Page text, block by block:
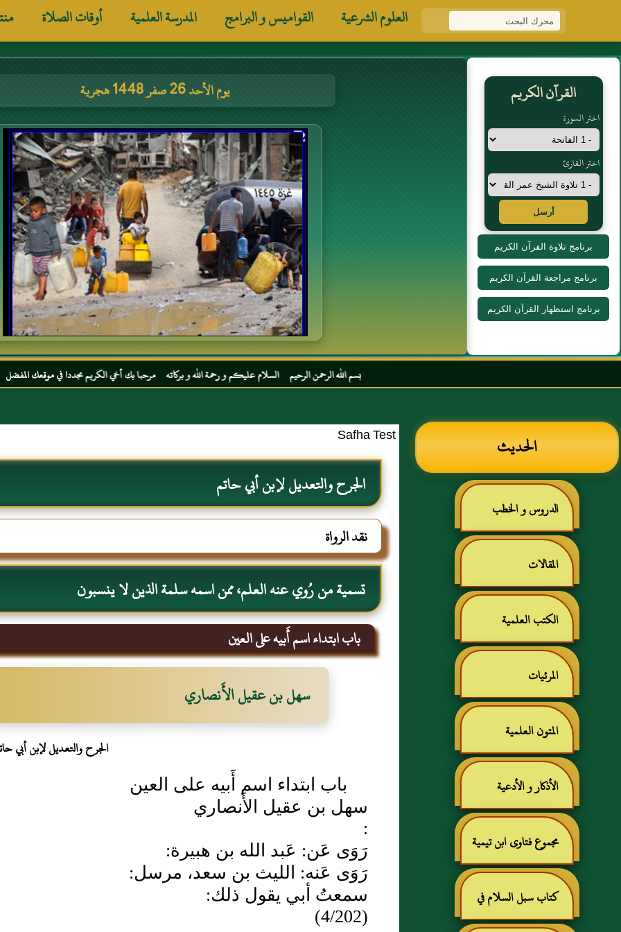
العلوم الشرعية القواميس و البرامج المدرسة العلمية أوقات الصلاة
القرآن الكريم
اختر السورة
اختر القارئ
أرسل
برنامج تلاوة القرآن الكريم
برنامج مراجعة القرآن الكريم
برنامج استظهار القرآن الكريم
يوم الأحد 26 صفر 1448 هجرية
بسم الله الرحمن الرحيم السلام عليكم و رحمة الله و بركاته مرحبا بك أخي الكريم مجددا في موقعك المفضل المحجة
الحديث
الدروس و الخطب
المقالات
الكتب العلمية
المرئيات
المتون العلمية
الأذكار و الأدعية
مجموع فتاوى ابن تيمية
كتاب سبل السلام في
Safha Test
الجرح والتعديل لإبن أبي حاتم
نقد الرواة
تسمية من رُوي عنه العلم، ممن اسمه سلمة الذين لا ينسبون
باب ابتداء اسم أَبيه على العين
سهل بن عقيل الأَنصاري
الجرح والتعديل لإبن أبي
باب ابتداء اسم أَبيه على العين
سهل بن عقيل الأَنصاري
:
رَوَى عَن: عَبد الله بن هبيرة:
رَوَى عَنه: الليث بن سعد، مرسل:
سمعتُ أبي يقول ذلك:
(4/202)